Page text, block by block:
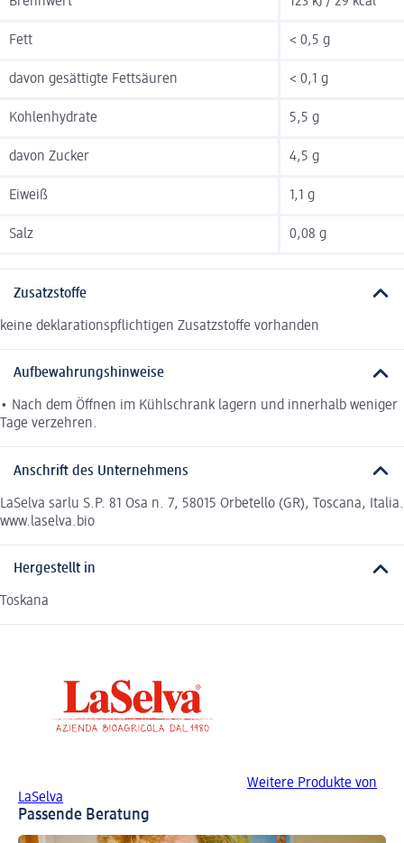
Fett < 0,5 g
davon gesättigte Fettsäuren < 0,1 g
Kohlenhydrate 5,5 g
davon Zucker 4,5 g
Eiweiß 1,1 g
Salz 0,08 g
Zusatzstoffe
keine deklarationspflichtigen Zusatzstoffe vorhanden
Aufbewahrungshinweise
• Nach dem Öffnen im Kühlschrank lagern und innerhalb weniger
Tage verzehren.
Anschrift des Unternehmens
LaSelva sarlu S.P. 81 Osa n. 7, 58015 Orbetello (GR), Toscana, Italia.
www.laselva.bio
Hergestellt in
Toskana
Weitere Produkte von
LaSelva
Passende Beratung